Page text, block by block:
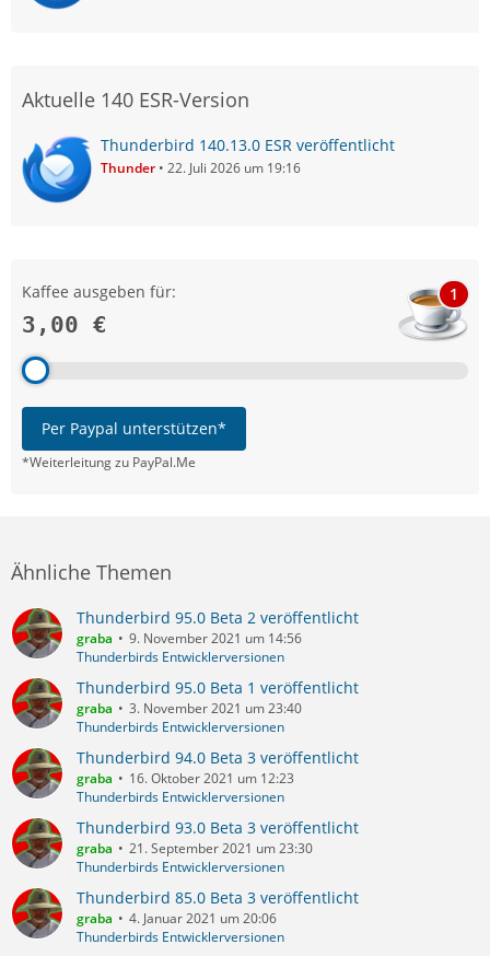
Aktuelle 140 ESR-Version
Thunderbird 140.13.0 ESR veröffentlicht
Thunder 22. Juli 2026 um 19:16
Kaffee ausgeben für:
3,00 €
1
Per Paypal unterstützen*
*Weiterleitung zu PayPal.Me
Ähnliche Themen
Thunderbird 95.0 Beta 2 veröffentlicht
graba
9. November 2021 um 14:56
Thunderbirds Entwicklerversionen
Thunderbird 95.0 Beta 1 veröffentlicht
graba
3. November 2021 um 23:40
Thunderbirds Entwicklerversionen
Thunderbird 94.0 Beta 3 veröffentlicht
graba
16. Oktober 2021 um 12:23
Thunderbirds Entwicklerversionen
Thunderbird 93.0 Beta 3 veröffentlicht
graba
21. September 2021 um 23:30
Thunderbirds Entwicklerversionen
Thunderbird 85.0 Beta 3 veröffentlicht
graba
4. Januar 2021 um 20:06
Thunderbirds Entwicklerversionen